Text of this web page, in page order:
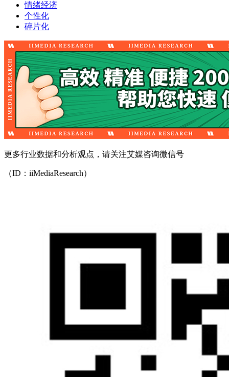
情绪经济
个性化
碎片化
更多行业数据和分析观点，请关注艾媒咨询微信号
（ID：iiMediaResearch）